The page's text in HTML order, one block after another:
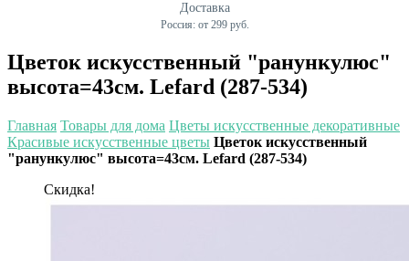
Доставка
Россия: от 299 руб.
Цветок искусственный "ранункулюс"
высота=43см. Lefard (287-534)
Главная Товары для дома Цветы искусственные декоративные
Красивые искусственные цветы Цветок искусственный
"ранункулюс" высота=43см. Lefard (287-534)
Скидка!